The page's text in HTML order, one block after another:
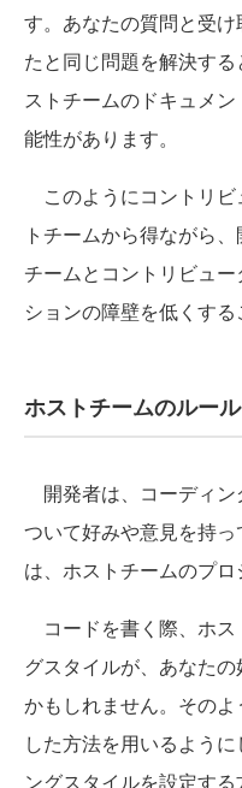
す。あなたの質問と受
たと同じ問題を解決す
ストチームのドキュメ
能性があります。
このようにコントリビ
トチームから得ながら
チームとコントリビュ
ションの障壁を低くする
ホストチームのルー
開発者は、コーディン
ついて好みや意見を持
は、ホストチームのプロ
コードを書く際、ホス
グスタイルが、あなた
かもしれません。その
した方法を用いるよう
ングスタイルを設定す